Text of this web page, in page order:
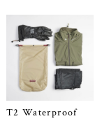
T2 Waterproof